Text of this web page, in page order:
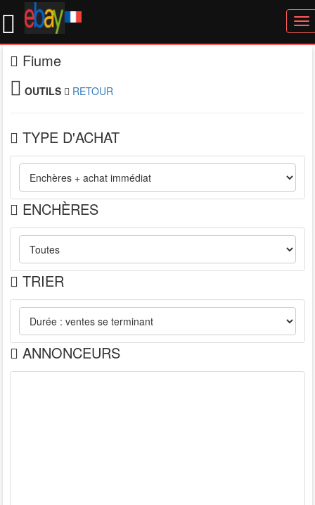
Fiume
OUTILS RETOUR
TYPE D'ACHAT
ENCHÈRES
TRIER
ANNONCEURS